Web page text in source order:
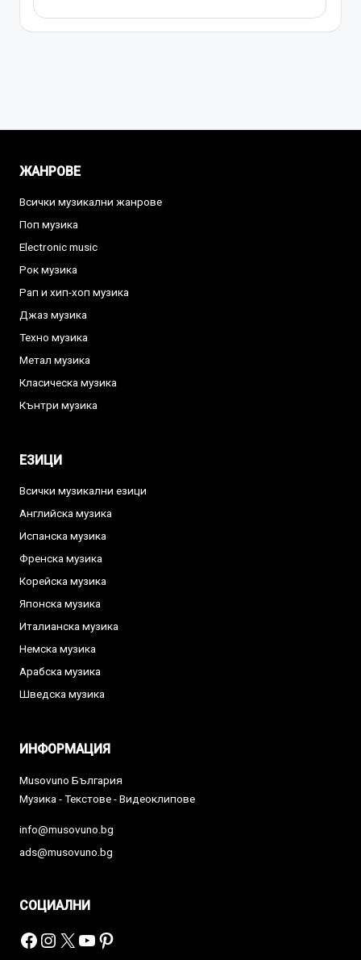
ЖАНРОВЕ
Всички музикални жанрове
Поп музика
Electronic music
Рок музика
Рап и хип-хоп музика
Джаз музика
Техно музика
Метал музика
Класическа музика
Кънтри музика
ЕЗИЦИ
Всички музикални езици
Английска музика
Испанска музика
Френска музика
Корейска музика
Японска музика
Италианска музика
Немска музика
Арабска музика
Шведска музика
ИНФОРМАЦИЯ
Musovuno България
Музика - Текстове - Видеоклипове
info@musovuno.bg
ads@musovuno.bg
СОЦИАЛНИ
Facebook
Instagram
X YouTube
Pinterest